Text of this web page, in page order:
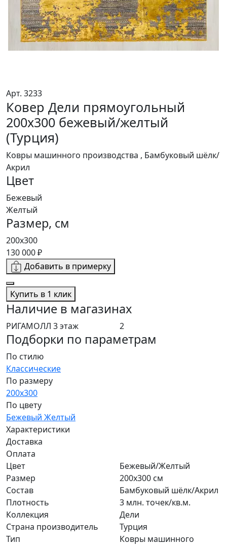
Арт. 3233
Ковер Дели прямоугольный
200х300 бежевый/желтый
(Турция)
Ковры машинного производства , Бамбуковый шёлк/
Акрил
Цвет
Бежевый
Желтый
Размер, см
200х300
130 000 ₽
Добавить в примерку
Купить в 1 клик
Наличие в магазинах
РИГАМОЛЛ 3 этаж 2
Подборки по параметрам
По стилю
Классические
По размеру
200х300
По цвету
Бежевый Желтый
Характеристики
Доставка
Оплата
Цвет
Бежевый/Желтый
Размер
200х300 см
Состав
Бамбуковый шёлк/Акрил
Плотность
3 млн. точек/кв.м.
Коллекция
Дели
Страна производитель
Турция
Тип
Ковры машинного